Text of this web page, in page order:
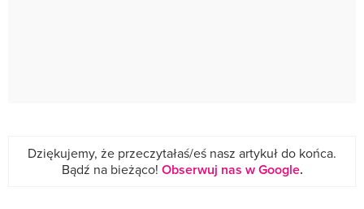
Dziękujemy, że przeczytałaś/eś nasz artykuł do końca.
Bądź na bieżąco! Obserwuj nas w Google.